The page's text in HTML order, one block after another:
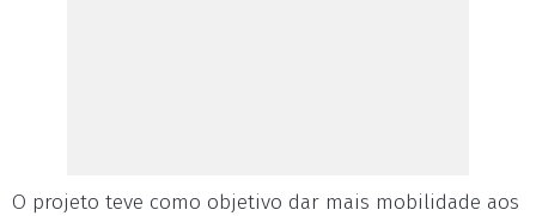
O projeto teve como objetivo dar mais mobilidade aos